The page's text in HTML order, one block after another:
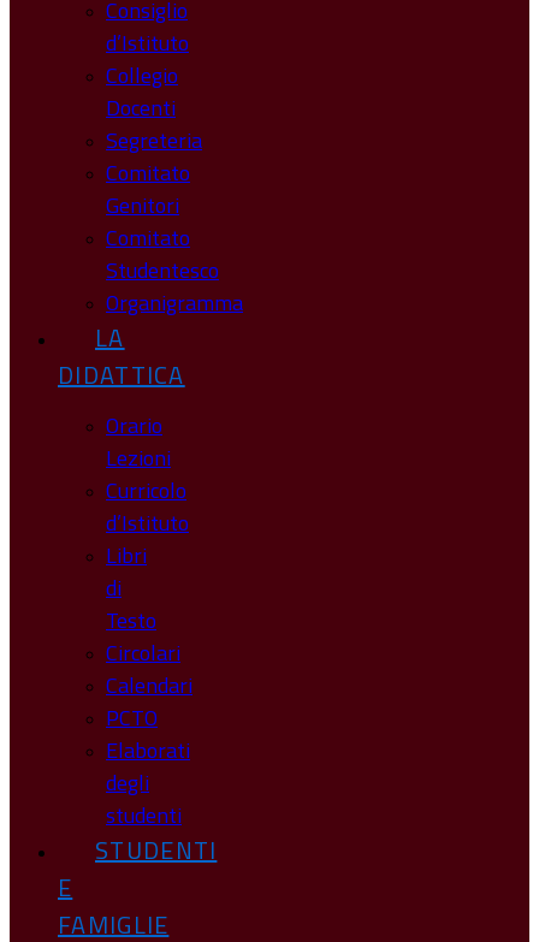
Consiglio
d’Istituto
Collegio
Docenti
Segreteria
Comitato
Genitori
Comitato
Studentesco
Organigramma
LA
DIDATTICA
Orario
Lezioni
Curricolo
d’Istituto
Libri
di
Testo
Circolari
Calendari
PCTO
Elaborati
degli
studenti
STUDENTI
E
FAMIGLIE